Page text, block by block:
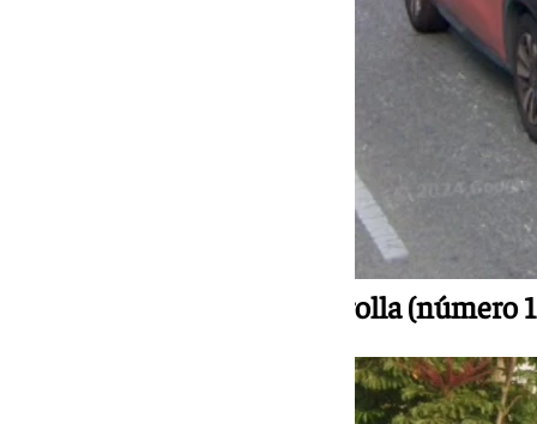
Avenida Pintor Joaquín Sorolla (número